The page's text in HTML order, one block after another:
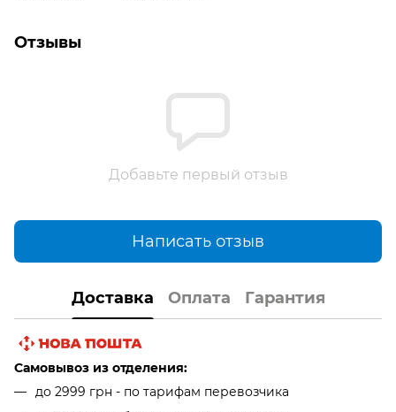
Отзывы
Добавьте первый отзыв
Написать отзыв
Доставка Оплата Гарантия
Самовывоз из отделения:
до 2999 грн - по тарифам перевозчика